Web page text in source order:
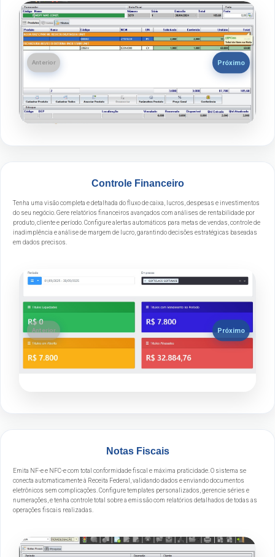
Anterior Próximo
Controle Financeiro
Tenha uma visão completa e detalhada do fluxo de caixa, lucros, despesas e investimentos
do seu negócio. Gere relatórios financeiros avançados com análises de rentabilidade por
produto, cliente e período. Configure alertas automáticos para metas de vendas, controle de
inadimplência e análise de margem de lucro, garantindo decisões estratégicas baseadas
em dados precisos.
Anterior Próximo
Notas Fiscais
Emita NF-e e NFC-e com total conformidade fiscal e máxima praticidade. O sistema se
conecta automaticamente à Receita Federal, validando dados e enviando documentos
eletrônicos sem complicações. Configure templates personalizados, gerencie séries e
numerações, e tenha controle total sobre a emissão com relatórios detalhados de todas as
operações fiscais realizadas.